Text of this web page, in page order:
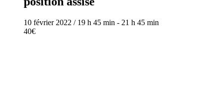
10 février 2022 / 19 h 45 min - 21 h 45 min
40€